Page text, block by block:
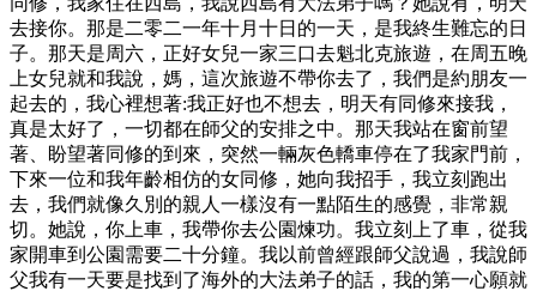
去接你。那是二零二一年十月十日的一天，是我終生難忘的日
子。那天是周六，正好女兒一家三口去魁北克旅遊，在周五晚
上女兒就和我說，媽，這次旅遊不帶你去了，我們是約朋友一
起去的，我心裡想著:我正好也不想去，明天有同修來接我，
真是太好了，一切都在師父的安排之中。那天我站在窗前望
著、盼望著同修的到來，突然一輛灰色轎車停在了我家門前，
下來一位和我年齡相仿的女同修，她向我招手，我立刻跑出
去，我們就像久別的親人一樣沒有一點陌生的感覺，非常親
切。她說，你上車，我帶你去公園煉功。我立刻上了車，從我
家開車到公園需要二十分鐘。我以前曾經跟師父說過，我說師
父我有一天要是找到了海外的大法弟子的話，我的第一心願就